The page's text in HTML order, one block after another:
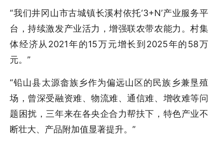
“我们井冈山市古城镇长溪村依托‘3+N’产业服务平
台，持续激发产业活力，增强联农带农能力。村集
体经济从2021年的15万元增长到2025年的58万
元。”
“铅山县太源畲族乡作为偏远山区的民族乡兼垦殖
场，曾深受融资难、物流难、通信难、增收难等问
题困扰，三年来在各央企合力帮扶下，特色产业不
断壮大、产品附加值显著提升。”